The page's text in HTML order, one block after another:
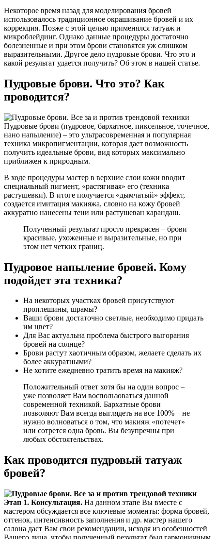
Некоторое время назад для моделирования бровей
использовалось традиционное окрашивание бровей и их
коррекция. Позже с этой целью применялся татуаж и
микроблейдинг. Однако данные процедуры достаточно
болезненные и при этом брови становятся уж слишком
выразительными. Другое дело пудровые брови. Что это и
какой результат удается получить? Об этом в нашей статье.
Пудровые брови. Что это? Как
проводится?
Пудровые брови (пудровое, бархатное, пиксельное, точечное,
нано напыление) – это ультрасовременная и популярная
техника микропигментации, которая дает возможность
получить идеальные брови, вид которых максимально
приближен к природным.
В ходе процедуры мастер в верхние слои кожи вводит
специальный пигмент, «растягивая» его (техника
растушевки). В итоге получается «дымчатый» эффект,
создается имитация макияжа, словно на кожу бровей
аккуратно нанесены тени или растушеван карандаш.
Полученный результат просто прекрасен – брови
красивые, ухоженные и выразительные, но при
этом нет четких границ.
Пудровое напыление бровей. Кому
подойдет эта техника?
На некоторых участках бровей присутствуют
проплешины, шрамы?
Ваши брови достаточно светлые, необходимо придать
им цвет?
Для Вас актуальна проблема быстрого выгорания
бровей на солнце?
Брови растут хаотичным образом, желаете сделать их
более аккуратными?
Не хотите ежедневно тратить время на макияж?
Положительный ответ хотя бы на один вопрос –
уже позволяет Вам воспользоваться данной
современной техникой. Бархатные брови
позволяют Вам всегда выглядеть на все 100% – не
нужно волноваться о том, что макияж «потечет»
или сотрется одна бровь. Вы безупречны при
любых обстоятельствах.
Как проводится пудровый татуаж
бровей?
Этап 1. Консультация. На данном этапе Вы вместе с
мастером обсуждается все ключевые моменты: форма бровей,
оттенок, интенсивность заполнения и др. мастер нашего
салона даст Вам свои рекомендации, исходя из особенностей